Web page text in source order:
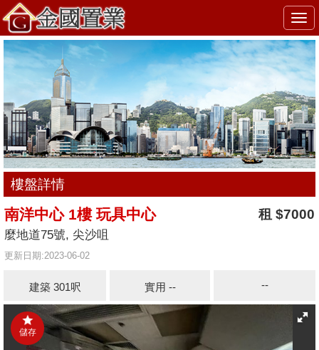
樓盤詳情
南洋中心 1樓 玩具中心
麼地道75號, 尖沙咀
更新日期:2023-06-02
租 $7000
建築 301呎 實用 -- --
儲存